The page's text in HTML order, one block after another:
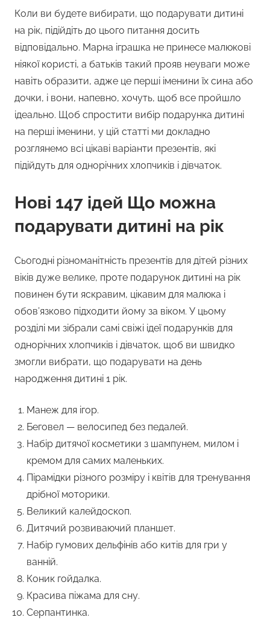
Коли ви будете вибирати, що подарувати дитині
на рік, підійдіть до цього питання досить
відповідально. Марна іграшка не принесе малюкові
ніякої користі, а батьків такий прояв неуваги може
навіть образити, адже це перші іменини їх сина або
дочки, і вони, напевно, хочуть, щоб все пройшло
ідеально. Щоб спростити вибір подарунка дитині
на перші іменини, у цій статті ми докладно
розглянемо всі цікаві варіанти презентів, які
підійдуть для однорічних хлопчиків і дівчаток.
Нові 147 ідей Що можна
подарувати дитині на рік
Сьогодні різноманітність презентів для дітей різних
віків дуже велике, проте подарунок дитині на рік
повинен бути яскравим, цікавим для малюка і
обов’язково підходити йому за віком. У цьому
розділі ми зібрали самі свіжі ідеї подарунків для
однорічних хлопчиків і дівчаток, щоб ви швидко
змогли вибрати, що подарувати на день
народження дитині 1 рік.
Манеж для ігор.
Беговел — велосипед без педалей.
Набір дитячої косметики з шампунем, милом і
кремом для самих маленьких.
Пірамідки різного розміру і квітів для тренування
дрібної моторики.
Великий калейдоскоп.
Дитячий розвиваючий планшет.
Набір гумових дельфінів або китів для гри у
ванній.
Коник гойдалка.
Красива піжама для сну.
Серпантинка.